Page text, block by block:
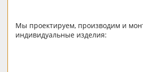
Мы проектируем, производим и
индивидуальные изделия: